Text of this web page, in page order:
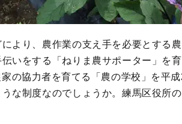
より、農作業の支え手を必要とする
いをする「ねりま農サポーター」を
の協力者を育てる「農の学校」を平
な制度なのでしょうか。練馬区役所